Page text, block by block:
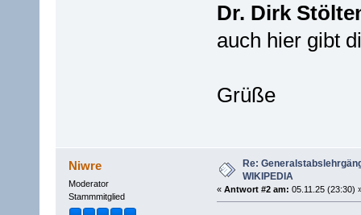
Dr. Dirk
auch hier gibt
Grüße
Niwre
Moderator
Stammmitglied
Re:
WIKIPEDIA
« Antwort #2 am: 05.11.25 (23:30)